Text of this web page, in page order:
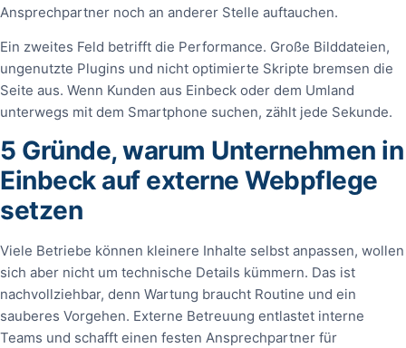
Ansprechpartner noch an anderer Stelle auftauchen.
Ein zweites Feld betrifft die Performance. Große Bilddateien,
ungenutzte Plugins und nicht optimierte Skripte bremsen die
Seite aus. Wenn Kunden aus Einbeck oder dem Umland
unterwegs mit dem Smartphone suchen, zählt jede Sekunde.
5 Gründe, warum Unternehmen in
Einbeck auf externe Webpflege
setzen
Viele Betriebe können kleinere Inhalte selbst anpassen, wollen
sich aber nicht um technische Details kümmern. Das ist
nachvollziehbar, denn Wartung braucht Routine und ein
sauberes Vorgehen. Externe Betreuung entlastet interne
Teams und schafft einen festen Ansprechpartner für